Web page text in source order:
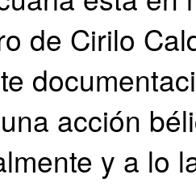
de Cirilo
acción
y a lo